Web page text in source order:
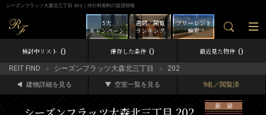
シーズンフラッツ大森北三丁目 202｜仲介料無料の賃貸情報
フリーレント
検索
週間／閲覧
ランキング
5大
キャンペーン
検討中リスト 0 保存した条件 0 最近見た物件 0
REIT FIND シーズンフラッツ大森北三丁目 202
建物詳細を見る 空室一覧を見る 9名／閲覧済
シーズンフラッツ大森北三丁目 202
新 築